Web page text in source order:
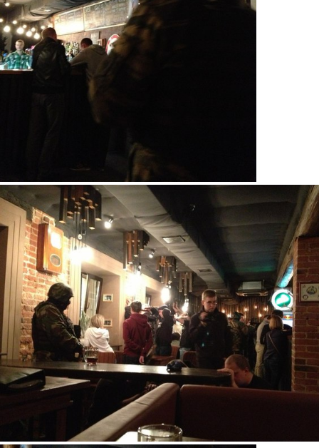
c1ak-lhq-ku.jpg